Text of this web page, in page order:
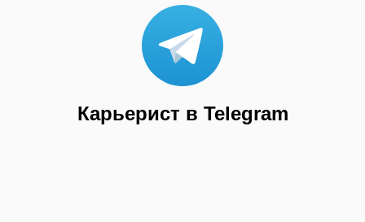
Карьерист в Telegram